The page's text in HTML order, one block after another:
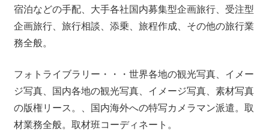
宿泊などの手配、大手各社国内募集型企画旅行、受注型
企画旅行、旅行相談、添乗、旅程作成、その他の旅行業
務全般。
フォトライブラリー・・・世界各地の観光写真、イメー
ジ写真、国内各地の観光写真、イメージ写真、素材写真
の版権リース。、国内海外への特写カメラマン派遣。取
材業務全般。取材班コーディネート。